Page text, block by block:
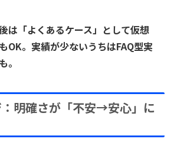
は「よくあるケース」として仮想
OK。実績が少ないうちはFAQ型実
。
明確さが「不安→安心」に